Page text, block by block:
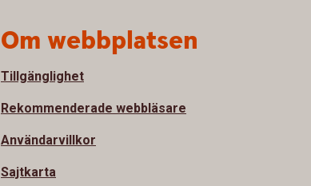
Om webbplatsen
Tillgänglighet
Rekommenderade webbläsare
Användarvillkor
Sajtkarta